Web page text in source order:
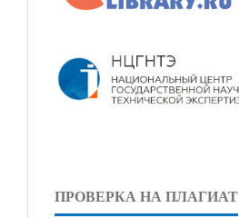
ПРОВЕРКА НА ПЛАГИАТ